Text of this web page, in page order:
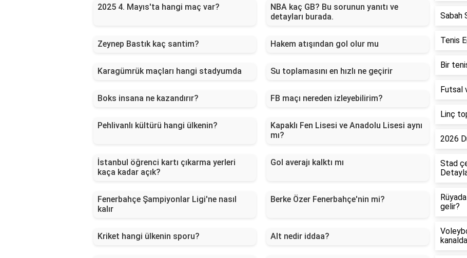
2025 4. Mayıs'ta hangi maç var?
NBA kaç GB? Bu sorunun yanıtı ve
detayları burada.
Zeynep Bastık kaç santim? Hakem atışından gol olur mu
Karagümrük maçları hangi stadyumda Su toplamasını en hızlı ne geçirir
Boks insana ne kazandırır? FB maçı nereden izleyebilirim?
Pehlivanlı kültürü hangi ülkenin?
Kapaklı Fen Lisesi ve Anadolu Lisesi aynı
mı?
İstanbul öğrenci kartı çıkarma yerleri
kaça kadar açık?
Gol averajı kalktı mı
Fenerbahçe Şampiyonlar Ligi'ne nasıl
kalır
Berke Özer Fenerbahçe'nin mi?
Kriket hangi ülkenin sporu? Alt nedir iddaa?
Sabah
Tenis
Bir
Futsal
Linç
2026
Stad
gelir?
kanalda